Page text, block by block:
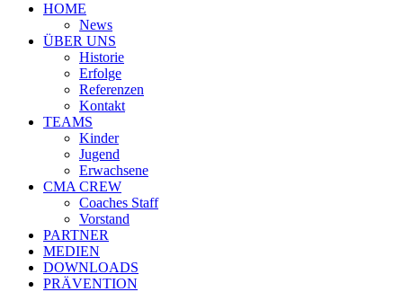
HOME
News
ÜBER UNS
Historie
Erfolge
Referenzen
Kontakt
TEAMS
Kinder
Jugend
Erwachsene
CMA CREW
Coaches Staff
Vorstand
PARTNER
MEDIEN
DOWNLOADS
PRÄVENTION